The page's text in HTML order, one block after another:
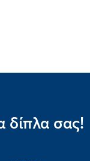
δίπλα σας!